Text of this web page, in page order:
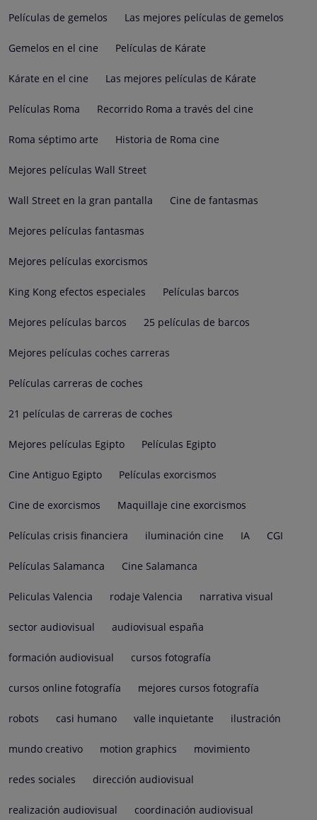
Películas de gemelos Las mejores películas de gemelos
Gemelos en el cine Películas de Kárate
Kárate en el cine Las mejores películas de Kárate
Películas Roma Recorrido Roma a través del cine
Roma séptimo arte Historia de Roma cine
Mejores películas Wall Street
Wall Street en la gran pantalla Cine de fantasmas
Mejores películas fantasmas
Mejores películas exorcismos
King Kong efectos especiales Películas barcos
Mejores películas barcos 25 películas de barcos
Mejores películas coches carreras
Películas carreras de coches
21 películas de carreras de coches
Mejores películas Egipto Películas Egipto
Cine Antiguo Egipto Películas exorcismos
Cine de exorcismos Maquillaje cine exorcismos
Películas crisis financiera iluminación cine IA CGI
Películas Salamanca Cine Salamanca
Peliculas Valencia rodaje Valencia narrativa visual
sector audiovisual audiovisual españa
formación audiovisual cursos fotografía
cursos online fotografía mejores cursos fotografía
robots casi humano valle inquietante ilustración
mundo creativo motion graphics movimiento
redes sociales dirección audiovisual
realización audiovisual coordinación audiovisual